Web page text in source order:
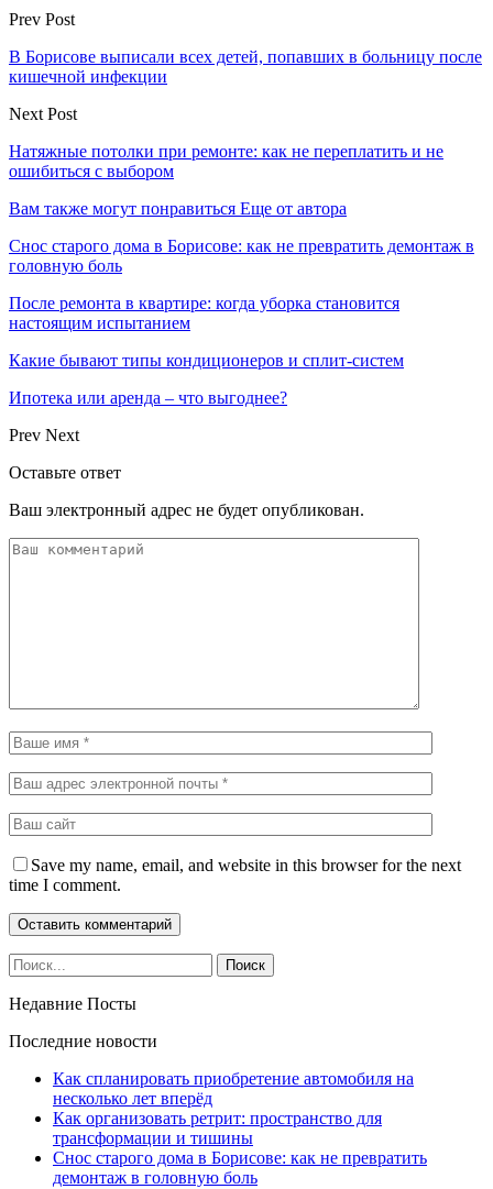
Prev Post
В Борисове выписали всех детей, попавших в больницу после
кишечной инфекции
Next Post
Натяжные потолки при ремонте: как не переплатить и не
ошибиться с выбором
Вам также могут понравиться Еще от автора
Снос старого дома в Борисове: как не превратить демонтаж в
головную боль
После ремонта в квартире: когда уборка становится
настоящим испытанием
Какие бывают типы кондиционеров и сплит-систем
Ипотека или аренда – что выгоднее?
Prev Next
Оставьте ответ
Ваш электронный адрес не будет опубликован.
Save my name, email, and website in this browser for the next
time I comment.
Недавние Посты
Последние новости
Как спланировать приобретение автомобиля на
несколько лет вперёд
Как организовать ретрит: пространство для
трансформации и тишины
Снос старого дома в Борисове: как не превратить
демонтаж в головную боль